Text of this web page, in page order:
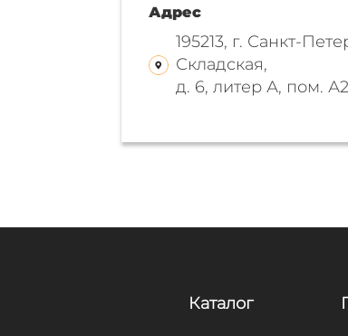
Адрес
195213, г. Санкт-
Складская,
д. 6, литер А, пом.
Каталог